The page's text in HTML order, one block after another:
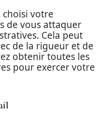
choisi votre
de vous attaquer
Cela peut
de la rigueur et de
obtenir toutes les
pour exercer votre